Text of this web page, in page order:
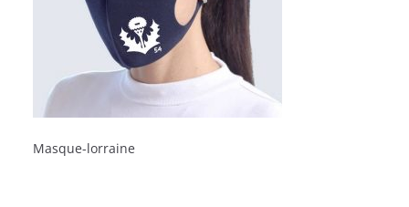
Masque-lorraine